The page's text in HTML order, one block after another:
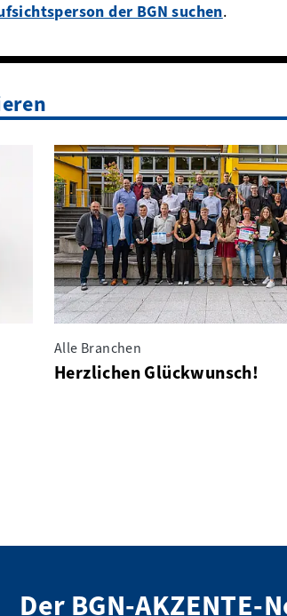
der BGN suchen.
Alle Branchen
Herzlichen Glückwunsch!
Der BGN-AKZENTE-